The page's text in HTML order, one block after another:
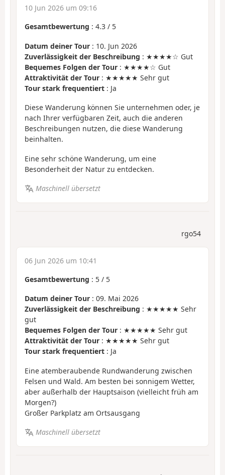
10 Jun 2026 um 09:16
Gesamtbewertung : 4.3 / 5
Datum deiner Tour : 10. Jun 2026
Zuverlässigkeit der Beschreibung : ★★★★☆ Gut
Bequemes Folgen der Tour : ★★★★☆ Gut
Attraktivität der Tour : ★★★★★ Sehr gut
Tour stark frequentiert : Ja
Diese Wanderung können Sie unternehmen oder, je
nach Ihrer verfügbaren Zeit, auch die anderen
Beschreibungen nutzen, die diese Wanderung
beinhalten.
Eine sehr schöne Wanderung, um eine
Besonderheit der Natur zu entdecken.
Maschinell übersetzt
rgo54
06 Jun 2026 um 10:41
Gesamtbewertung : 5 / 5
Datum deiner Tour : 09. Mai 2026
Zuverlässigkeit der Beschreibung : ★★★★★ Sehr
gut
Bequemes Folgen der Tour : ★★★★★ Sehr gut
Attraktivität der Tour : ★★★★★ Sehr gut
Tour stark frequentiert : Ja
Eine atemberaubende Rundwanderung zwischen
Felsen und Wald. Am besten bei sonnigem Wetter,
aber außerhalb der Hauptsaison (vielleicht früh am
Morgen?)
Großer Parkplatz am Ortsausgang
Maschinell übersetzt